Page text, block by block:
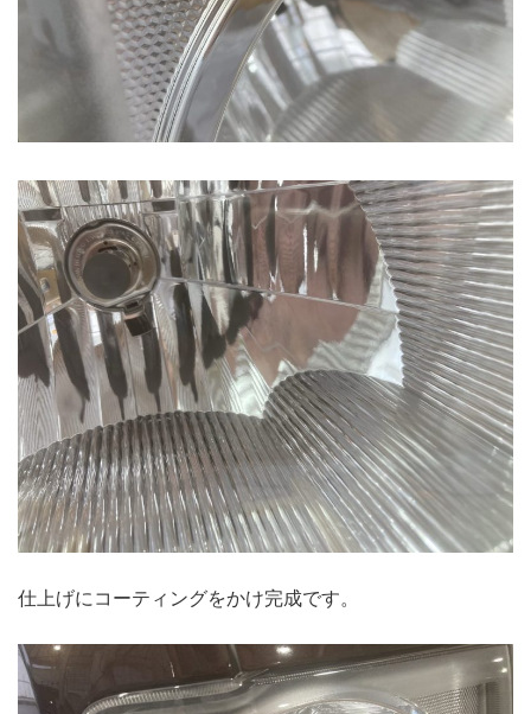
仕上げにコーティングをかけ完成です。